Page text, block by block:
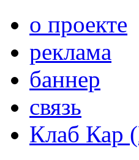
о проекте
реклама
баннер
связь
Клаб Кар